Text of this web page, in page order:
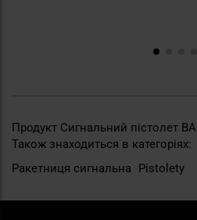
Продукт Сигнальний пістолет
Також знаходиться в категоріях:
Ракетниця сигнальна
Pistolety